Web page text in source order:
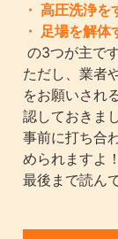
・ 高圧洗浄を
・ 足場を解体
の3つが主です
ただし、業者
をお願いされ
認しておきま
事前に打ち合
められますよ！
最後まで読ん